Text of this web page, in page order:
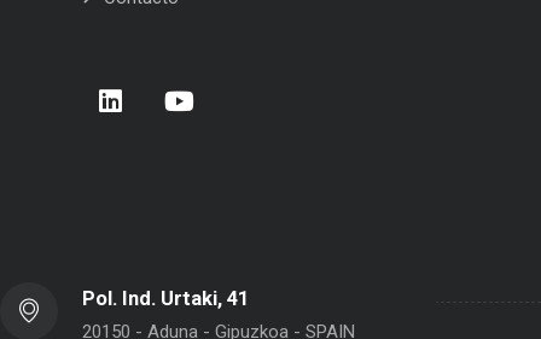
San Sebastián
Pol. Ind. Urtaki, 41
20150 - Aduna - Gipuzkoa - SPAIN